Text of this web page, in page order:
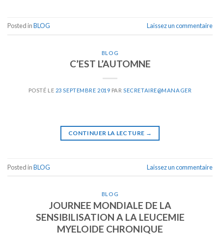
Posted inBLOG Laissez un commentaire
BLOG
C’EST L’AUTOMNE
POSTÉ LE 23 SEPTEMBRE 2019 PARSECRETAIRE@MANAGER
CONTINUER LA LECTURE →
Posted inBLOG Laissez un commentaire
BLOG
JOURNEE MONDIALE DE LA
SENSIBILISATION A LA LEUCEMIE
MYELOIDE CHRONIQUE